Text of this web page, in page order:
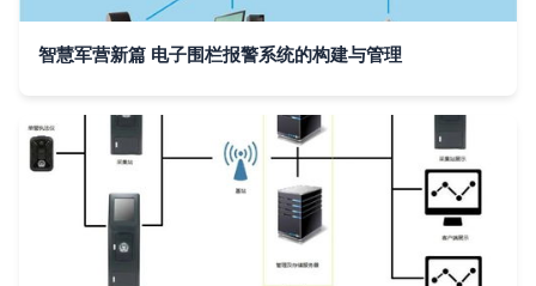
智慧军营新篇 电子围栏报警系统的构建与管理